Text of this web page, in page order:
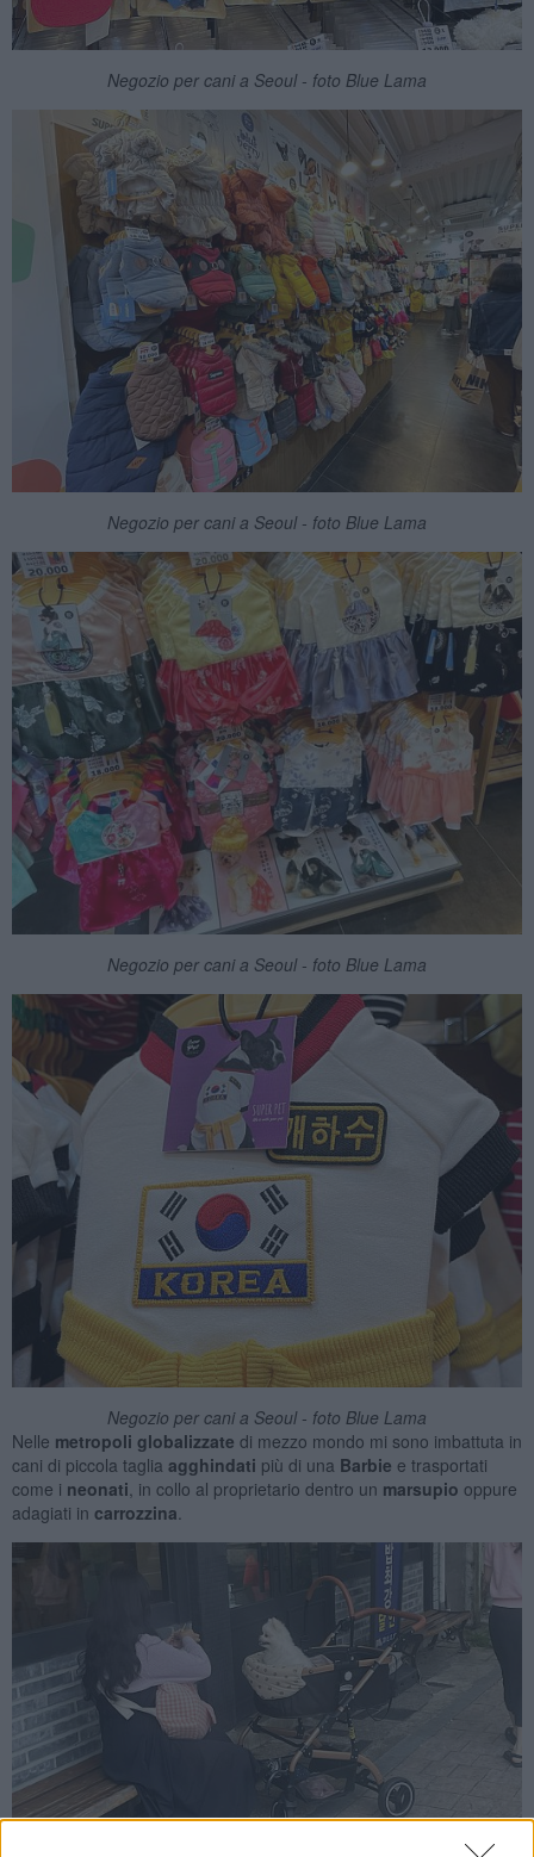
Negozio per cani a Seoul - foto Blue Lama
Negozio per cani a Seoul - foto Blue Lama
Negozio per cani a Seoul - foto Blue Lama
Negozio per cani a Seoul - foto Blue Lama
Nelle metropoli globalizzate di mezzo mondo mi sono imbattuta in
cani di piccola taglia agghindati più di una Barbie e trasportati
come i neonati, in collo al proprietario dentro un marsupio oppure
adagiati in carrozzina.